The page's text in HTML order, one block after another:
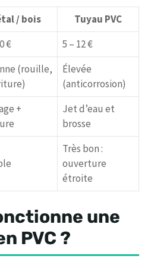
/ bois
Tuyau PVC
€
5 – 12 €
(rouille,
Élevée
(anticorrosion)
+
Jet d’eau et
brosse
Très bon :
ouverture
étroite
une
PVC ?